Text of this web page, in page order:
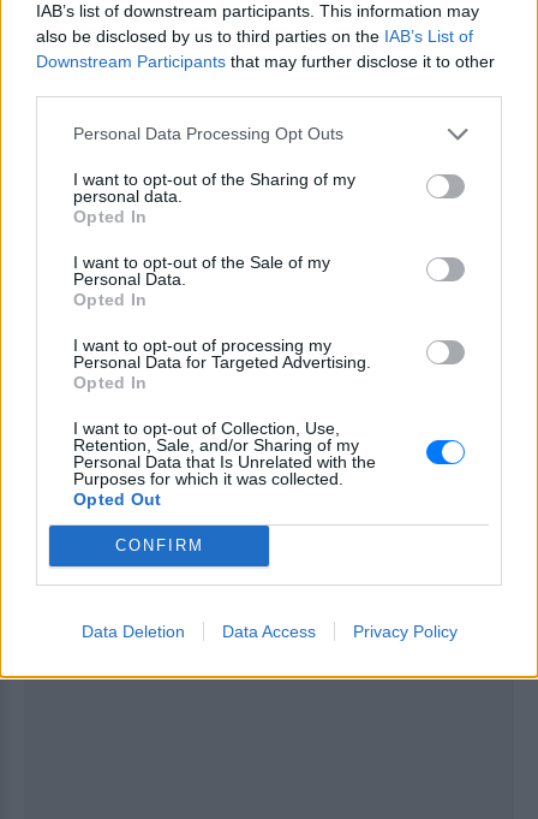
IAB’s list of downstream participants. This information may
also be disclosed by us to third parties on the IAB’s List of
Downstream Participants that may further disclose it to other
Personal Data Processing Opt Outs
I want to opt-out of the Sharing of my
personal data.
Opted In
I want to opt-out of the Sale of my
Personal Data.
Opted In
I want to opt-out of processing my
Personal Data for Targeted Advertising.
Opted In
I want to opt-out of Collection, Use,
Retention, Sale, and/or Sharing of my
Personal Data that Is Unrelated with the
Purposes for which it was collected.
Opted Out
CONFIRM
Data Deletion Data Access Privacy Policy
"Η κατάσταση στη Γάζα γίνεται όλο και πιο
απελπιστική από ώρα σε ώρα. Λυπάμαι που αντί για
ενέτεινε τις στρατιωτικές του επιχειρήσεις",
σημείωσε ο Γκουτέρες στη διάρκεια επίσκεψής του
στο Κατμαντού, την πρωτεύουσα του Νεπάλ.
ΔΙΑΦΗΜΙΣΗ